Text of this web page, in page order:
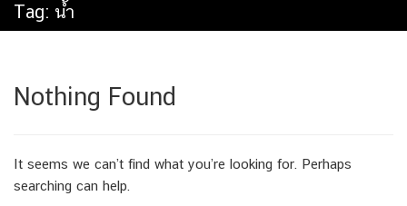
Tag: น้ำ
Nothing Found
It seems we can’t find what you’re looking for. Perhaps
searching can help.